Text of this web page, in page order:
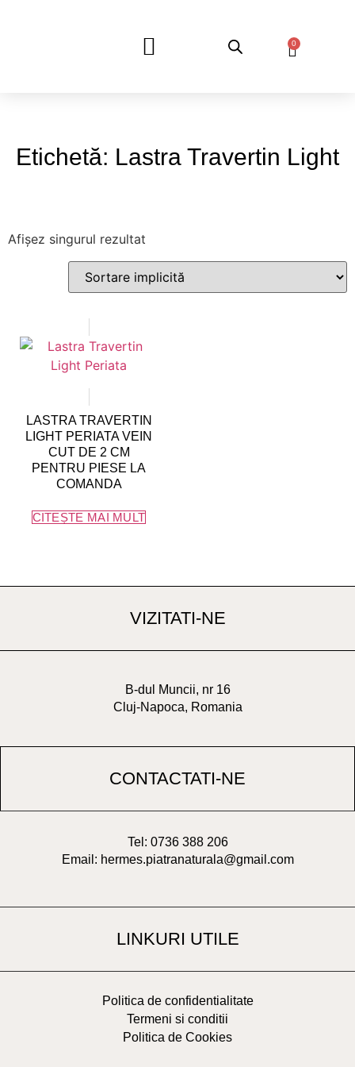
0
Etichetă: Lastra Travertin Light
Afișez singurul rezultat
LASTRA TRAVERTIN
LIGHT PERIATA VEIN
CUT DE 2 CM
PENTRU PIESE LA
COMANDA
CITEȘTE MAI MULT
VIZITATI-NE
B-dul Muncii, nr 16
Cluj-Napoca, Romania
CONTACTATI-NE
Tel: 0736 388 206
Email: hermes.piatranaturala@gmail.com
LINKURI UTILE
Politica de confidentialitate
Termeni si conditii
Politica de Cookies